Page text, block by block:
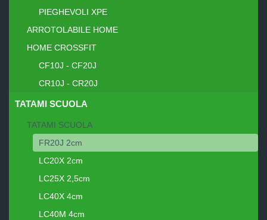
PIEGHEVOLI XPE
ARROTOLABILE HOME
HOME CROSSFIT
CF10J - CF20J
CR10J - CR20J
TATAMI SCUOLA
TATAMI SCUOLA
FR20J 2cm
LC20X 2cm
LC25X 2,5cm
LC40X 4cm
LC40M 4cm